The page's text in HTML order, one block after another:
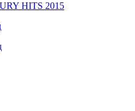
HITS 2015